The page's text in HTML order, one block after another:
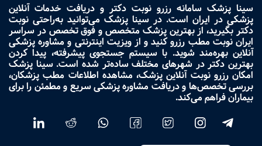
سینا پزشک سامانه رزرو نوبت دکتر و دریافت خدمات آنلاین
پزشکی در ایران است. در سینا پزشک می‌توانید به‌راحتی نوبت
دکتر بگیرید، از بهترین پزشک متخصص و فوق تخصص در سراسر
ایران نوبت مطب رزرو کنید و از ویزیت اینترنتی و مشاوره پزشکی
آنلاین بهره‌مند شوید. با سیستم جستجوی پیشرفته، پیدا کردن
بهترین دکتر در شهرهای مختلف ساده‌تر شده است. سینا پزشک
امکان رزرو نوبت آنلاین پزشک، مشاهده اطلاعات مطب پزشکان،
بررسی تخصص‌ها و دریافت مشاوره پزشکی سریع و مطمئن را برای
بیماران فراهم می‌کند.